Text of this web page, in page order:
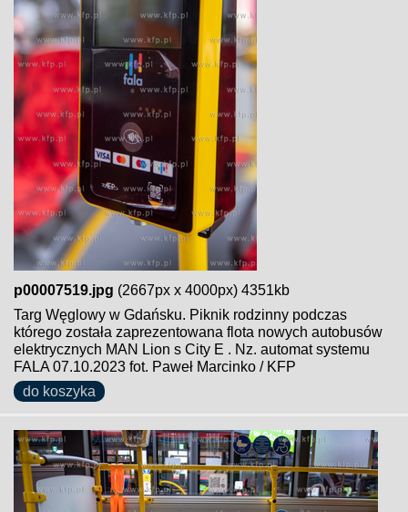
p00007519.jpg (2667px x 4000px) 4351kb
Targ Węglowy w Gdańsku. Piknik rodzinny podczas
którego została zaprezentowana flota nowych autobusów
elektrycznych MAN Lion s City E . Nz. automat systemu
FALA 07.10.2023 fot. Paweł Marcinko / KFP
do koszyka